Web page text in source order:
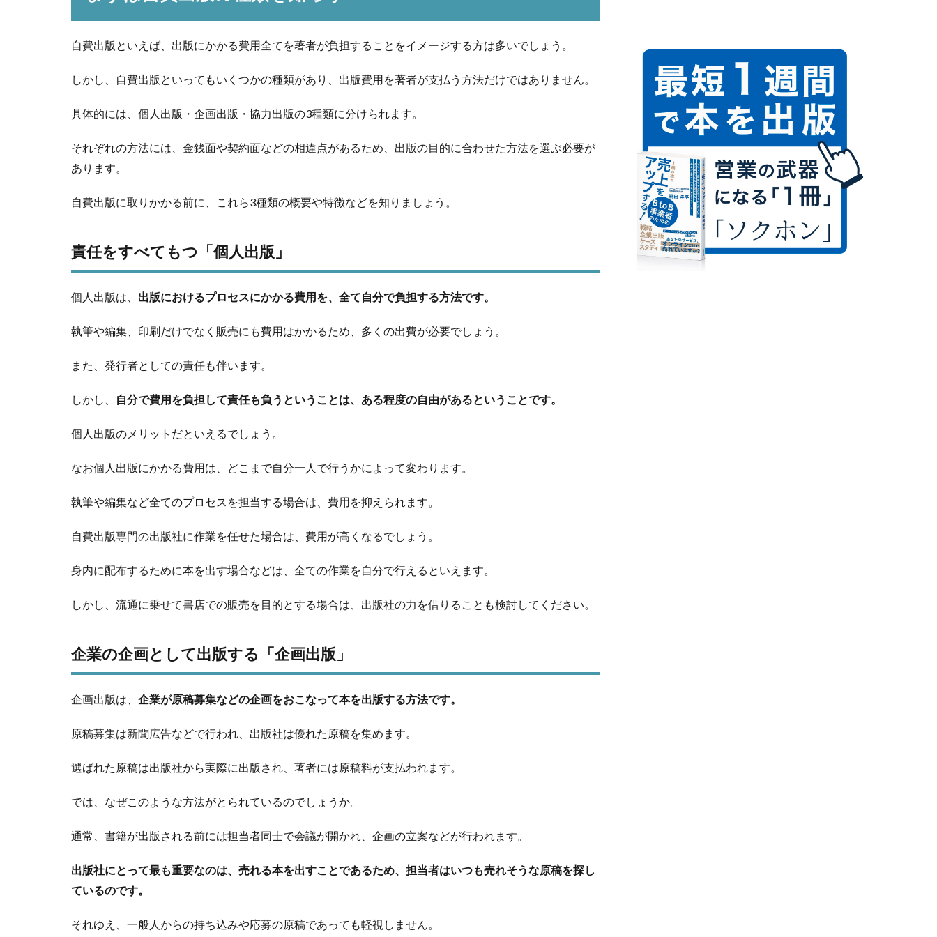
自費出版といえば、出版にかかる費用全てを著者が負担することをイメージする方は多いでしょう。
しかし、自費出版といってもいくつかの種類があり、出版費用を著者が支払う方法だけではありません。
具体的には、個人出版・企画出版・協力出版の3種類に分けられます。
それぞれの方法には、金銭面や契約面などの相違点があるため、出版の目的に合わせた方法を選ぶ必要が
あります。
自費出版に取りかかる前に、これら3種類の概要や特徴などを知りましょう。
責任をすべてもつ「個人出版」
個人出版は、 出版におけるプロセスにかかる費用を、全て自分で負担する方法です。
執筆や編集、印刷だけでなく販売にも費用はかかるため、多くの出費が必要でしょう。
また、発行者としての責任も伴います。
しかし、 自分で費用を負担して責任も負うということは、ある程度の自由があるということです。
個人出版のメリットだといえるでしょう。
なお個人出版にかかる費用は、どこまで自分一人で行うかによって変わります。
執筆や編集など全てのプロセスを担当する場合は、費用を抑えられます。
自費出版専門の出版社に作業を任せた場合は、費用が高くなるでしょう。
身内に配布するために本を出す場合などは、全ての作業を自分で行えるといえます。
しかし、流通に乗せて書店での販売を目的とする場合は、出版社の力を借りることも検討してください。
企業の企画として出版する「企画出版」
企画出版は、 企業が原稿募集などの企画をおこなって本を出版する方法です。
原稿募集は新聞広告などで行われ、出版社は優れた原稿を集めます。
選ばれた原稿は出版社から実際に出版され、著者には原稿料が支払われます。
では、なぜこのような方法がとられているのでしょうか。
通常、書籍が出版される前には担当者同士で会議が開かれ、企画の立案などが行われます。
出版社にとって最も重要なのは、売れる本を出すことであるため、担当者はいつも売れそうな原稿を探し
ているのです。
それゆえ、一般人からの持ち込みや応募の原稿であっても軽視しません。